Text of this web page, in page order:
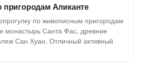
пригородам Аликанте
по живописным пригородам
монастырь Санта Фас, древние
Сан Хуан. Отличный активный